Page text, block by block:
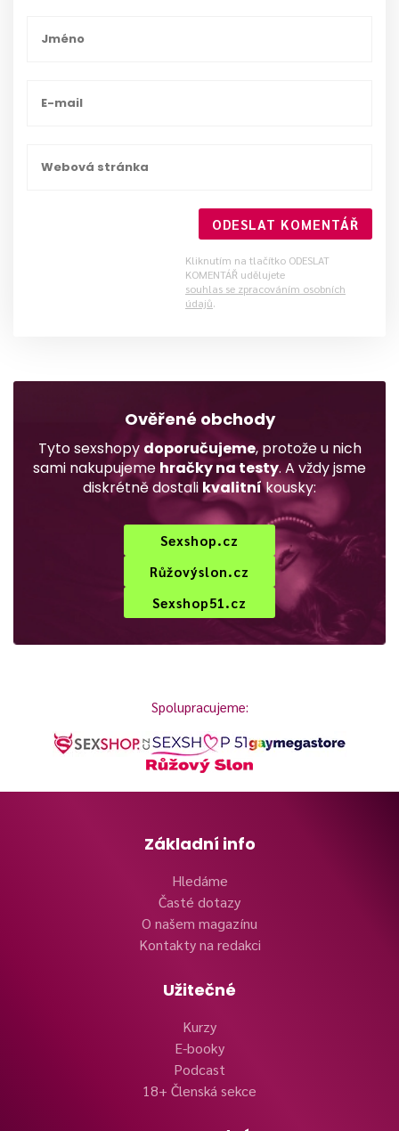
ODESLAT KOMENTÁŘ
Kliknutím na tlačítko ODESLAT
KOMENTÁŘ udělujete
souhlas se zpracováním osobních
údajů.
Ověřené obchody
Tyto sexshopy doporučujeme, protože u nich
sami nakupujeme hračky na testy. A vždy jsme
diskrétně dostali kvalitníkousky:
Sexshop.cz
Růžovýslon.cz
Sexshop51.cz
Spolupracujeme:
Základní info
Hledáme
Časté dotazy
O našem magazínu
Kontakty na redakci
Užitečné
Kurzy
E-booky
Podcast
18+ Členská sekce